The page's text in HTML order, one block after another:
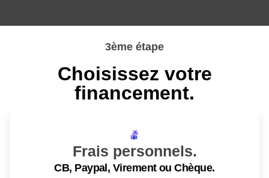
3ème étape
Choisissez votre
financement.
Frais personnels.
CB, Paypal, Virement ou Chèque.